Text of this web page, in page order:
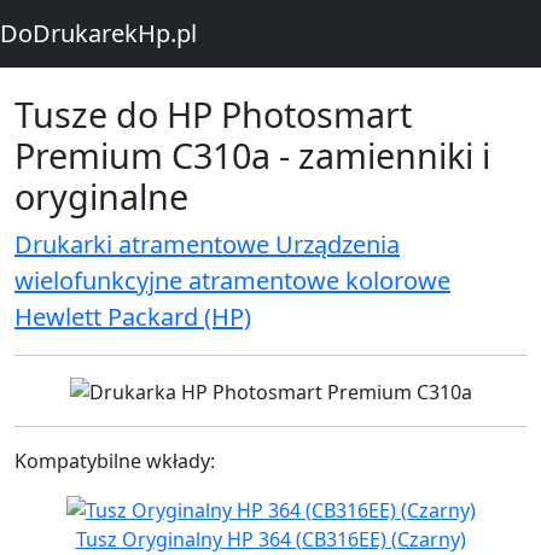
DoDrukarekHp.pl
Tusze do HP Photosmart
Premium C310a - zamienniki i
oryginalne
Drukarki atramentowe Urządzenia
wielofunkcyjne atramentowe kolorowe
Hewlett Packard (HP)
Kompatybilne wkłady:
Tusz Oryginalny HP 364 (CB316EE) (Czarny)